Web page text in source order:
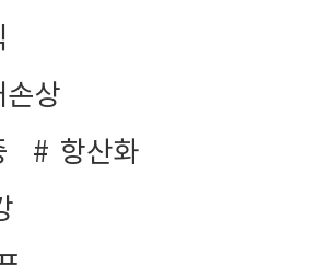
손상
항산화